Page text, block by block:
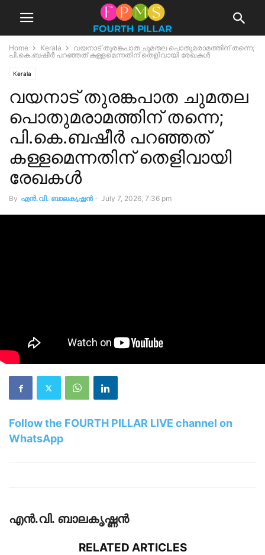
Home Kerala
വയനാട് തുരങ്കപാത ചുമതല പൊതുമരാമത്തിന് തന്നെ;
പി.കെ.ബഷീർ പറഞ്ഞത് കള്ളമെന്നതിന് തെളിവായി രേഖകൾ
Kerala
വയനാട് തുരങ്കപാത ചുമതല
പൊതുമരാമത്തിന് തന്നെ;
പി.കെ.ബഷീർ പറഞ്ഞത്
കള്ളമെന്നതിന് തെളിവായി
രേഖകൾ
By എൻ.വി. ബാലകൃഷ്ണൻ - July 7, 2026, 7:36 pm
Follow the FOURTH PILLAR LIVE channel on
WhatsApp
എൻ.വി. ബാലകൃഷ്ണൻ
RELATED ARTICLES